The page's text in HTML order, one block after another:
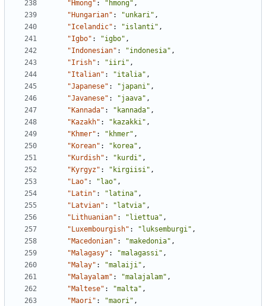
"Hmong" : "hmong" ,
"Hungarian" : "unkari" ,
"Icelandic" : "islanti" ,
"Igbo" : "igbo" ,
"Indonesian" : "indonesia" ,
"Irish" : "iiri" ,
"Italian" : "italia" ,
"Japanese" : "japani" ,
"Javanese" : "jaava" ,
"Kannada" : "kannada" ,
"Kazakh" : "kazakki" ,
"Khmer" : "khmer" ,
"Korean" : "korea" ,
"Kurdish" : "kurdi" ,
"Kyrgyz" : "kirgiisi" ,
"Lao" : "lao" ,
"Latin" : "latina" ,
"Latvian" : "latvia" ,
"Lithuanian" : "liettua" ,
"Luxembourgish" : "luksemburgi" ,
"Macedonian" : "makedonia" ,
"Malagasy" : "malagassi" ,
"Malay" : "malaiji" ,
"Malayalam" : "malajalam" ,
"Maltese" : "malta" ,
"Maori" : "maori" ,